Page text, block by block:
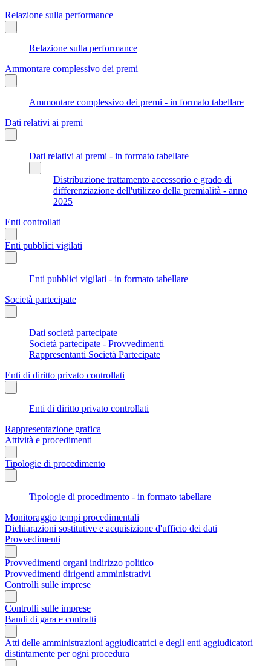
Relazione sulla performance
Relazione sulla performance
Ammontare complessivo dei premi
Ammontare complessivo dei premi - in formato tabellare
Dati relativi ai premi
Dati relativi ai premi - in formato tabellare
Distribuzione trattamento accessorio e grado di
differenziazione dell'utilizzo della premialità - anno
2025
Enti controllati
Enti pubblici vigilati
Enti pubblici vigilati - in formato tabellare
Società partecipate
Dati società partecipate
Società partecipate - Provvedimenti
Rappresentanti Società Partecipate
Enti di diritto privato controllati
Enti di diritto privato controllati
Rappresentazione grafica
Attività e procedimenti
Tipologie di procedimento
Tipologie di procedimento - in formato tabellare
Monitoraggio tempi procedimentali
Dichiarazioni sostitutive e acquisizione d'ufficio dei dati
Provvedimenti
Provvedimenti organi indirizzo politico
Provvedimenti dirigenti amministrativi
Controlli sulle imprese
Controlli sulle imprese
Bandi di gara e contratti
Atti delle amministrazioni aggiudicatrici e degli enti aggiudicatori
distintamente per ogni procedura